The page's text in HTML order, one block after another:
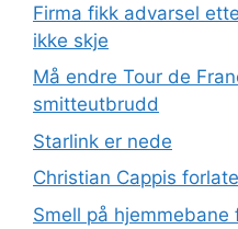
Firma fikk advarsel
ikke skje
Må endre Tour de
smitteutbrudd
Starlink er nede
Christian Cappis
Smell på